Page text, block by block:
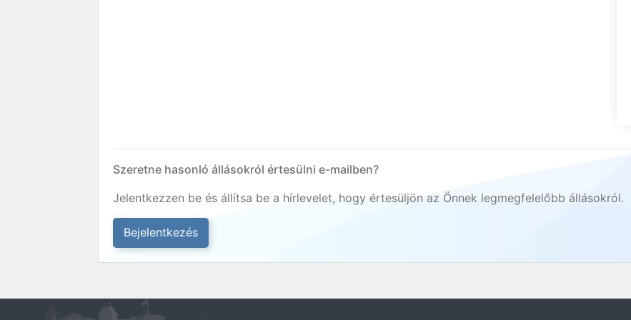
Szeretne hasonló állásokról értesülni e-mailben?
Jelentkezzen be és állítsa be a hírlevelet, hogy értesüljön az Önnek legmegfelelőbb állásokról.
Bejelentkezés